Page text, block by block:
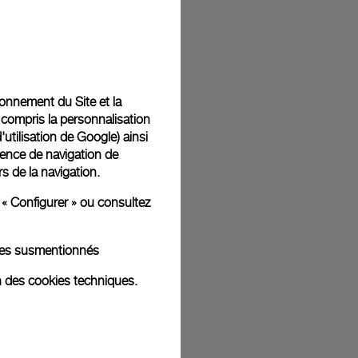
d'illustration. Les coloris et tailles peuvent varier par rapport
du Site et la
la personnalisation
de Google) ainsi
de navigation de
de la navigation.
Configurer » ou consultez
susmentionnés
des cookies techniques.